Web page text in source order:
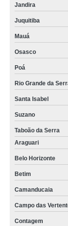
onde vende funil
funil de decantação
funil de decantação
sob encomenda funil
funil de haste longa
funil comum Campina
funil de vidro
funil de laboratório
funil de vidro
sob encomenda funil
Jandira
Juquitiba
Mauá
Osasco
Poá
Rio Grande da
Santa Isabel
Suzano
Taboão da Serra
Araguari
Belo Horizonte
Betim
Camanducaia
Campo das
Contagem